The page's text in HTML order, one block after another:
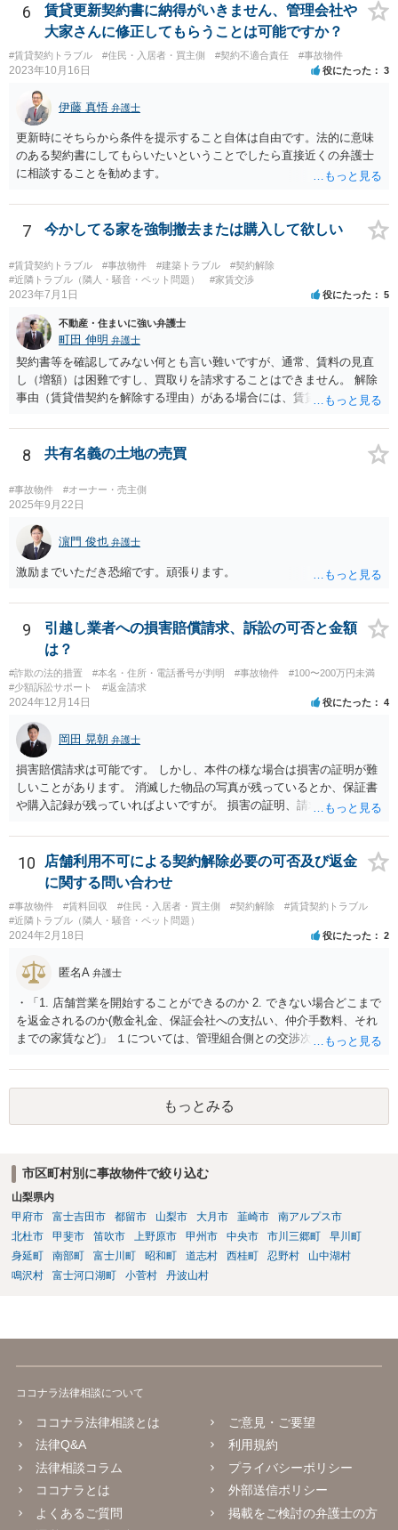
合意が成立したということを裏付けられるかというと疑問です。 相手
方が「合意書面に違反しているから白紙撤回する。」と主張している
ことをもって、「合意が成立していたから「白紙撤回」されているの
である（成立していないのであれば、合意違反がそもそも生じないは
ず）」として、その上で、「今後連絡を取らない」ということが契約
の解除事由にはならないという主張を組み立てる事になろうかと思い
ます。 ただ、いずれにしても、「不動産を買い取る」というのは、い
くらの金額でいつどのように代金が支払われるのかなど具体的な内容
が定まっているかどうかが気になるところです。売買契約の主張・立
証はかなり難しいのではないかと思料いたします。
6
賃貸更新契約書に納得がいきません、管理会社や
大家さんに修正してもらうことは可能ですか？
#賃貸契約トラブル #住民・入居者・買主側 #契約不適合責任 #事故物件
2023年10月16日 役にたった 3
伊藤 真悟 弁護士
更新時にそちらから条件を提示すること自体は自由です。法的に意味
のある契約書にしてもらいたいということでしたら直接近くの弁護士
に相談することを勧めます。
7 今かしてる家を強制撤去または購入して欲しい
#賃貸契約トラブル #事故物件 #建築トラブル
#契約解除
#近隣トラブル（隣人・騒音・ペット問題）
#家賃交渉
2023年7月1日 役にたった 5
不動産・住まいに強い弁護士
町田 伸明 弁護士
契約書等を確認してみない何とも言い難いですが、通常、賃料の見直
し（増額）は困難ですし、買取りを請求することはできません。 解除
事由（賃貸借契約を解除する理由）がある場合には、賃貸借契約を解
めることができる状況であれば、事実上、賃料の見直し（増額）や買
取りの交渉をすることもあり得るでしょう。 反対に、明け渡しを求め
困難とならざるを得ないでしょう。 いずれにしても、（強制的な）明
け渡しなどの請求もお考えなのであれば、現況や契約書等の確認が不
可欠ですから、資料等一式を持参して弁護士にご相談された方がよい
かと思います。
8 共有名義の土地の売買
#事故物件 #オーナー・売主側
2025年9月22日
濵門 俊也 弁護士
激励までいただき恐縮です。頑張ります。
9
引越し業者への損害賠償請求、訴訟の可否と金額
は？
#詐欺の法的措置 #本名・住所・電話番号が判明 #事故物件
#100〜200万円未満
#少額訴訟サポート
#返金請求
2024年12月14日 役にたった 4
岡田 晃朝 弁護士
損害賠償請求は可能です。 しかし、本件の様な場合は損害の証明が難
しいことがあります。 消滅した物品の写真が残っているとか、保証書
や購入記録が残っていればよいですが。 損害の証明、請求する側にあ
協議しながら落としどころを探すしかないでしょう。
10
店舗利用不可による契約解除必要の可否及び返金
に関する問い合わせ
#事故物件 #賃料回収 #住民・入居者・買主側 #契約解除
#賃貸契約トラブル
#近隣トラブル（隣人・騒音・ペット問題）
2024年2月18日 役にたった 2
匿名A 弁護士
・「1. 店舗営業を開始することができるのか 2. できない場合どこまで
を返金されるのか(敷金礼金、保証会社への支払い、仲介手数料、それ
までの家賃など)」 １については、管理組合側との交渉次第と思われま
渉を行うべきでしょう。 ２に関しては、返金ではなく、管理会社や貸
主に対して請求をすることになるかと思いますが、営業損害（営業で
きていたら得られた利益）を含まないのであれば認められると考えら
れます。
もっとみる
市区町村別に事故物件で絞り込む
山梨県内
甲府市
富士吉田市 都留市 山梨市 大月市 韮崎市
南アルプス市
北杜市
甲斐市 笛吹市 上野原市 甲州市 中央市 市川三郷町
早川町
身延町
南部町 富士川町 昭和町 道志村 西桂町 忍野村
山中湖村
鳴沢村
富士河口湖町 小菅村 丹波山村
ココナラ法律相談について
ココナラ法律相談とは
法律Q&A
法律相談コラム
ココナラとは
よくあるご質問
ご意見・ご要望
利用規約
プライバシーポリシー
外部送信ポリシー
掲載をご検討の弁護士の方